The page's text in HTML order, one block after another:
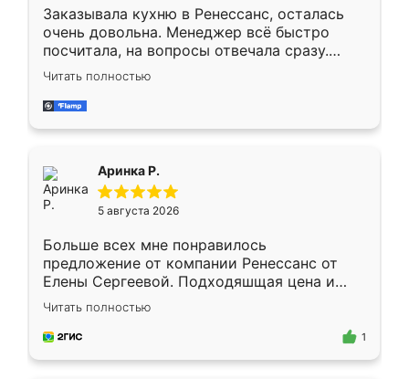
Заказывала кухню в Ренессанс, осталась
очень довольна. Менеджер всё быстро
посчитала, на вопросы отвечала сразу.
Замерщик приехал в субботу, подошёл к
делу со всей ответственностью. Собрали
за день, ребята работали аккуратно, даже
Читать полностью
Аринка Р.
5 августа 2026
Больше всех мне понравилось
предложение от компании Ренессанс от
Елены Сергеевой. Подходяшщая цена и
короткие сроки изготовления. Приехавший
для замера сотрудник Владислав
предложил по моему эскизу самый
Читать полностью
1